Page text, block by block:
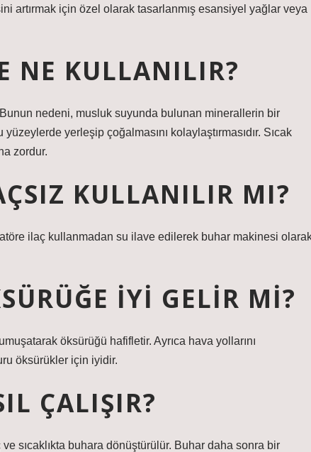
artırmak için özel olarak tasarlanmış esansiyel yağlar veya
NE KULLANILIR?
Bunun nedeni, musluk suyunda bulunan minerallerin bir
yerleşip çoğalmasını kolaylaştırmasıdır. Sıcak
zordur.
KULLANILIR MI?
ilaç kullanmadan su ilave edilerek buhar makinesi
IYI GELIR MI?
öksürüğü hafifletir. Ayrıca hava yollarını
öksürükler için iyidir.
ÇALIŞIR?
ve sıcaklıkta buhara dönüştürülür. Buhar daha sonra bir